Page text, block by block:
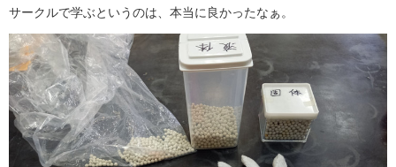
サークルで学ぶというのは、本当に良かったなぁ。